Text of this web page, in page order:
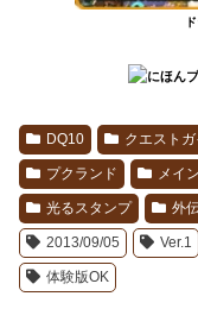
DQ10 クエストガ
プクランド メイ
光るスタンプ 外
2013/09/05 Ver.1
体験版OK